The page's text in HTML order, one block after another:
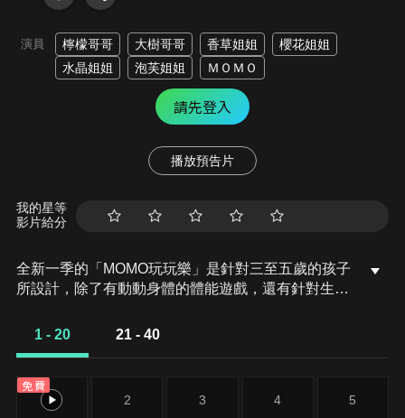
演員 檸檬哥哥 大樹哥哥 香草姐姐
櫻花姐姐
水晶姐姐
泡芙姐姐 ＭＯＭＯ
請先登入
播放預告片
我的星等
影片給分
全新一季的「MOMO玩玩樂」是針對三至五歲的孩子
所設計，除了有動動身體的體能遊戲，還有針對生活
「一起找一找」新單元，透過不同的遊戲單元帶著孩
1 - 20 21 - 40
免費
1 2 3 4 5